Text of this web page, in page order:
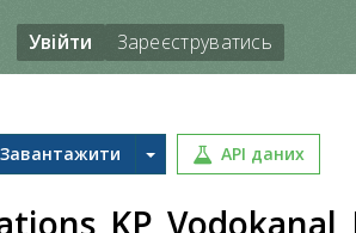
Увійти Зареєструватись
Завантажити API даних